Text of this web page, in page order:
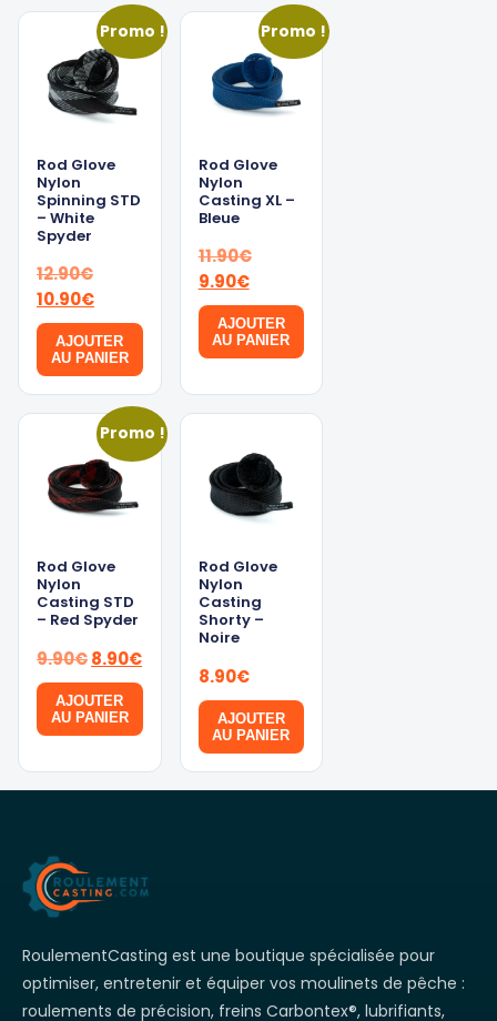
Promo !
Rod Glove
Nylon
Spinning STD
– White
Spyder
12.90€Le
prix
initial
était :
12.90€.
10.90€Le
prix
actuel
est :
10.90€.
AJOUTER
AU PANIER
Promo !
Rod Glove
Nylon
Casting XL –
Bleue
11.90€Le
initial
était :
11.90€.
9.90€Le
prix
actuel
est :
AJOUTER
AU PANIER
Promo !
Rod Glove
Nylon
Casting STD
– Red Spyder
9.90€Le
prix
initial
était :
8.90€Le
prix
actuel
est :
8.90€.
AJOUTER
AU PANIER
Rod Glove
Nylon
Casting
Shorty –
Noire
8.90€
AJOUTER
AU PANIER
RoulementCasting est une boutique spécialisée pour
optimiser, entretenir et équiper vos moulinets de pêche :
roulements de précision, freins Carbontex®, lubrifiants,